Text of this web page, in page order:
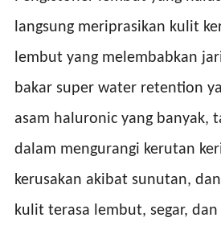
langsung meriprasikan kulit
lembut yang melembabkan
bakar super water retention
asam haluronic yang banyak,
dalam mengurangi kerutan
kerusakan akibat sunutan,
kulit terasa lembut, segar,